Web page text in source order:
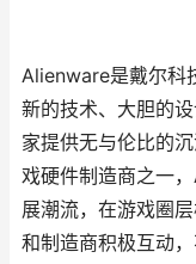
Alienware是戴尔科
新的技术、大胆的
家提供无与伦比的
戏硬件制造商之一
展潮流，在游戏圈
和制造商积极互动